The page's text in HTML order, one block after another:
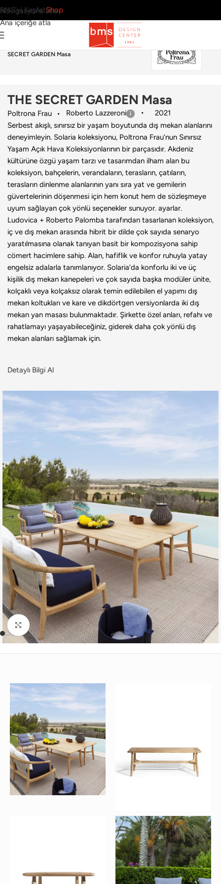
Navigasyona atla
Ana içeriğe atla
BMS’yi KeşfetShop
Poltrona Frau›THE
SECRET GARDEN Masa
THE SECRET GARDEN Masa
Poltrona Frau Roberto Lazzeroni
2021
Serbest akışlı, sınırsız bir yaşam boyutunda dış mekan alanlarını
deneyimleyin. Solaria koleksiyonu, Poltrona Frau’nun Sınırsız
Yaşam Açık Hava Koleksiyonlarının bir parçasıdır. Akdeniz
kültürüne özgü yaşam tarzı ve tasarımdan ilham alan bu
koleksiyon, bahçelerin, verandaların, terasların, çatıların,
terasların dinlenme alanlarının yanı sıra yat ve gemilerin
güvertelerinin döşenmesi için hem konut hem de sözleşmeye
uyum sağlayan çok yönlü seçenekler sunuyor. ayarlar.
Ludovica + Roberto Palomba tarafından tasarlanan koleksiyon,
iç ve dış mekan arasında hibrit bir dilde çok sayıda senaryo
yaratılmasına olanak tanıyan basit bir kompozisyona sahip
cömert hacimlere sahip. Alan, hafiflik ve konfor ruhuyla yatay
engelsiz adalarla tanımlanıyor. Solaria’da konforlu iki ve üç
kişilik dış mekan kanepeleri ve çok sayıda başka modüler ünite,
kolçaklı veya kolçaksız olarak temin edilebilen el yapımı dış
mekan koltukları ve kare ve dikdörtgen versiyonlarda iki dış
mekan yan masası bulunmaktadır. Şirkette özel anları, refahı ve
rahatlamayı yaşayabileceğiniz, giderek daha çok yönlü dış
mekan alanları sağlamak için.
Detaylı Bilgi Al
Büyütmek için tıklayın